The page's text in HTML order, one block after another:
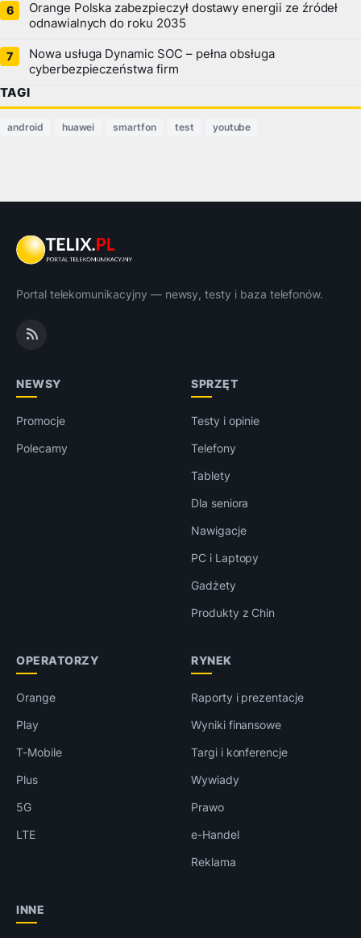
Orange Polska zabezpieczył dostawy energii ze źródeł
odnawialnych do roku 2035
Nowa usługa Dynamic SOC – pełna obsługa
cyberbezpieczeństwa firm
TAGI
android huawei smartfon test youtube
Portal telekomunikacyjny — newsy, testy i baza telefonów.
NEWSY
Promocje
Polecamy
SPRZĘT
Testy i opinie
Telefony
Tablety
Dla seniora
Nawigacje
PC i Laptopy
Gadżety
Produkty z Chin
OPERATORZY
Orange
Play
T-Mobile
Plus
5G
LTE
RYNEK
Raporty i prezentacje
Wyniki finansowe
Targi i konferencje
Wywiady
Prawo
e-Handel
Reklama
INNE